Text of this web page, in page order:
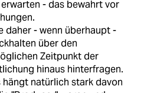
- das bewahrt vor
daher - wenn überhaupt -
über den
Zeitpunkt der
hinaus hinterfragen.
hängt natürlich stark davon